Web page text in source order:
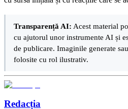
Transparență AI: Acest material
cu ajutorul unor instrumente AI și
de publicare. Imaginile generate
folosite cu rol ilustrativ.
Redacția